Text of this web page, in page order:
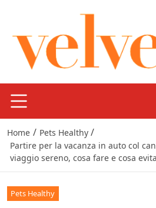
Home / Pets Healthy /
Partire per la vacanza in auto col
viaggio sereno, cosa fare e cosa
Pets Healthy